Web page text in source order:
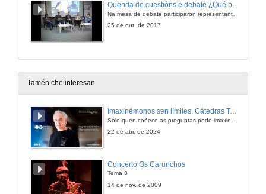
Quenda de cuestións e debate ¿Qué buscan as empresas nos profesionais? ¿Qué competencias e habilidades son as mais demandadas?
25 de out. de 2017
Tamén che interesan
Imaxinémonos sen límites. Cátedras Telefónica
22 de abr. de 2024
Concerto Os Carunchos
Tema 3
14 de nov. de 2009